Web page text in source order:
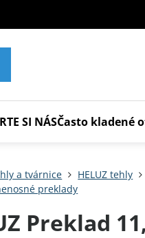
SI NÁSČasto kladené
a tvárnice HELUZ tehly
preklady
Preklad